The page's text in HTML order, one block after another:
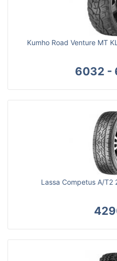
Kumho Road Venture MT
6032 -
Lassa Competus A/T2